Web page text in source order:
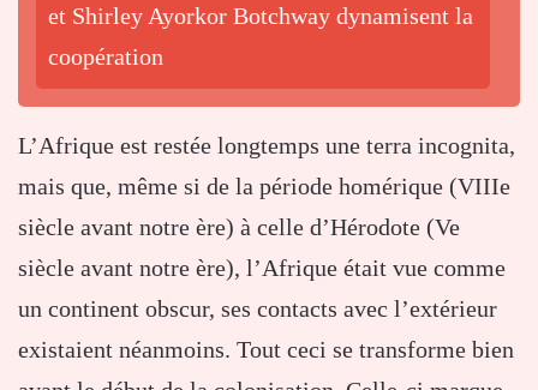
et Shirley Ayorkor Botchway dynamisent la
coopération
L’Afrique est restée longtemps une terra incognita,
mais que, même si de la période homérique (VIIIe
siècle avant notre ère) à celle d’Hérodote (Ve
siècle avant notre ère), l’Afrique était vue comme
un continent obscur, ses contacts avec l’extérieur
existaient néanmoins. Tout ceci se transforme bien